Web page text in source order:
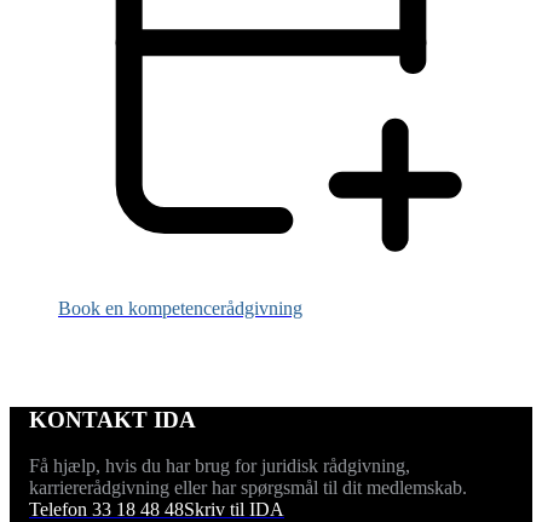
Book en kompetencerådgivning
KONTAKT IDA
Få hjælp, hvis du har brug for juridisk rådgivning,
karriererådgivning eller har spørgsmål til dit medlemskab.
Telefon 33 18 48 48Skriv til IDA